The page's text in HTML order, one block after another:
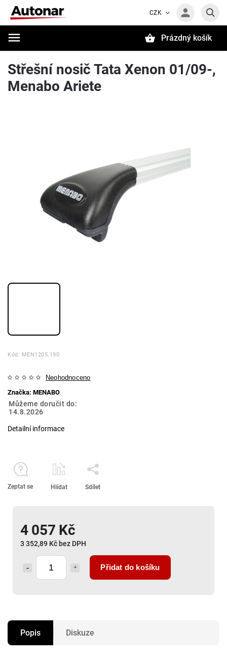
CZK
Prázdný košík
Střešní nosič Tata Xenon 01/09-,
Menabo Ariete
Kód: MEN1205.190
Neohodnoceno
Značka: MENABO
4 057 Kč
3 352,89 Kč bez DPH
Přidat do košíku
Můžeme doručit do:
14.8.2026
Detailní informace
Zeptat se Hlídat Sdílet
Popis Diskuze